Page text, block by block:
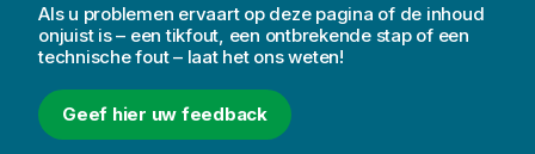
Als u problemen ervaart op deze pagina of de inhoud
onjuist is – een tikfout, een ontbrekende stap of een
technische fout – laat het ons weten!
Geef hier uw feedback